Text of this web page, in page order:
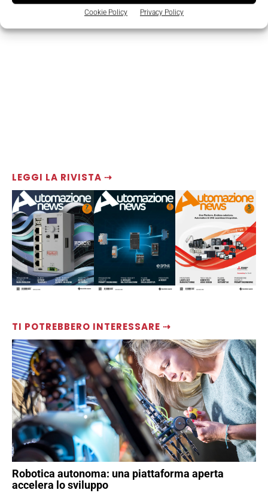
Cookie Policy Privacy Policy
LEGGI LA RIVISTA ⇢
TI POTREBBERO INTERESSARE ⇢
Robotica autonoma: una piattaforma aperta
accelera lo sviluppo